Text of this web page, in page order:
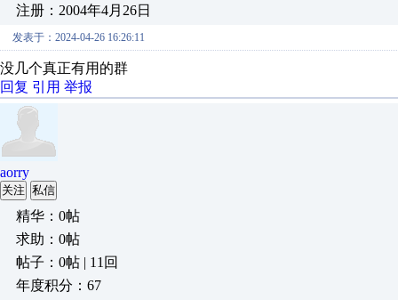
注册：2004年4月26日
发表于：2024-04-26 16:26:11
没几个真正有用的群
回复 引用 举报
aorry
关注 私信
精华：0帖
求助：0帖
帖子：0帖 | 11回
年度积分：67